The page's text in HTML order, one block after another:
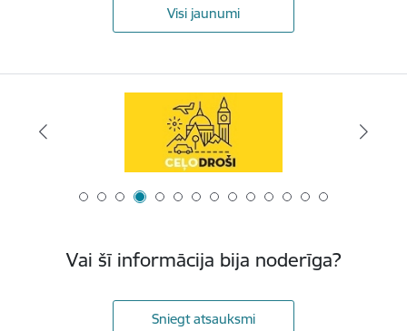
Visi jaunumi
Vai šī informācija bija noderīga?
Sniegt atsauksmi